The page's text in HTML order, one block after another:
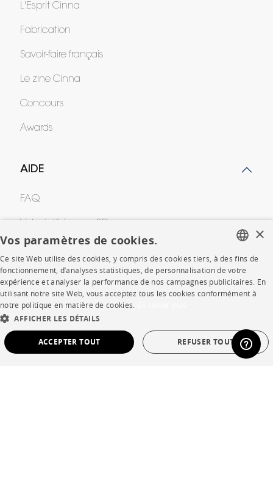
L'Esprit Cinna
Fabrication
Savoir-faire français
Le zine Cinna
Concours
Awards
AIDE
FAQ
Contacts
CORPORATE
Presse
Rejoignez-nous
FRENCH
ENGLISH
SPANISH
×
Vos paramètres de cookies.
Ce site Web utilise des cookies, y compris des cookies tiers, à des fins de
fonctionnement, d’analyses statistiques, de personnalisation de votre
expérience et analyser la performance de nos campagnes publicitaires. En
utilisant notre site Web, vous acceptez tous les cookies conformément à
notre politique en matière de cookies.
AFFICHER LES DÉTAILS
ACCEPTER TOUT REFUSER TOUT